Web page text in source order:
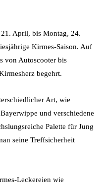
April, bis Montag, 24.
Kirmes-Saison. Auf
von Autoscooter bis
begehrt.
Art, wie
und verschiedene
Palette für Jung
seine Treffsicherheit
Leckereien wie